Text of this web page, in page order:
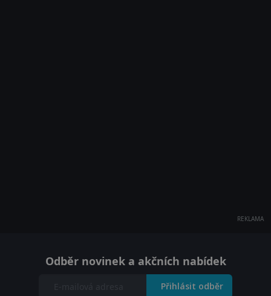
REKLAMA
Odběr novinek a akčních nabídek
Přihlásit odběr